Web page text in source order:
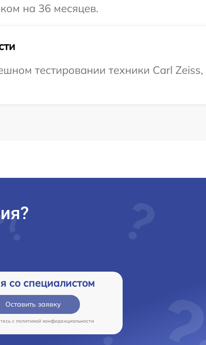
на 36 месяцев.
тестировании техники Carl
со специалистом
Оставить заявку
c политикой конфиденциальности